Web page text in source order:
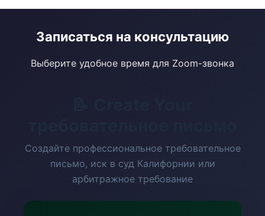
Записаться на консультацию
Выберите удобное время для Zoom-звонка
Создайте профессиональное требовательное
письмо, иск в суд Калифорнии или
арбитражное требование